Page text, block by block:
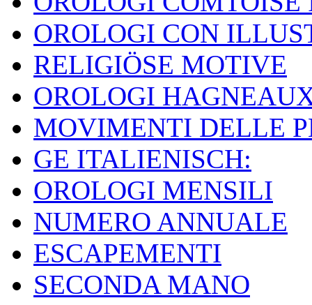
OROLOGI CON
RELIGIÖSE MOTIVE
OROLOGI
MOVIMENTI DELLE
GE ITALIENISCH:
OROLOGI MENSILI
NUMERO ANNUALE
ESCAPEMENTI
SECONDA MANO